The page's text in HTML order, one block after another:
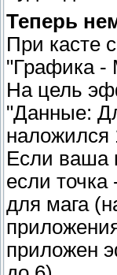
Теперь
При касте
"Графика -
На цель
"Данные:
наложился
Если ваша
если
для мага
приложен